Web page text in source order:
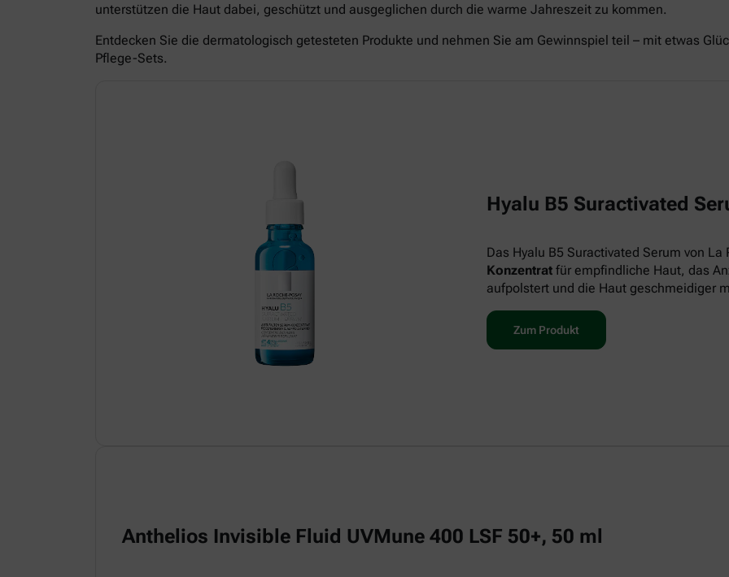
unterstützen die Haut dabei, geschützt und ausgeglichen durch die warme Jahreszeit zu kommen.
Entdecken Sie die dermatologisch getesteten Produkte und nehmen Sie am Gewinnspiel teil – mit etwas
Pflege-Sets.
Hyalu B5 Suractivated
Das Hyalu B5 Suractivated Serum von La
Konzentrat für empfindliche Haut, das
aufpolstert und die Haut geschmeidiger
Zum Produkt
Anthelios Invisible Fluid UVMune 400 LSF 50+, 50 ml